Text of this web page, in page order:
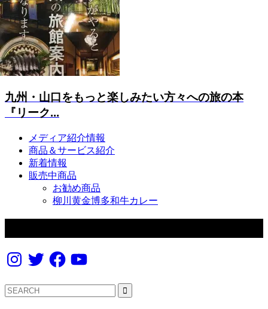
九州・山口をもっと楽しみたい方々への旅の本
『リーク...
メディア紹介情報
商品＆サービス紹介
新着情報
販売中商品
お勧め商品
柳川黄金博多和牛カレー
Instagram
TwitterFacebookYouTube